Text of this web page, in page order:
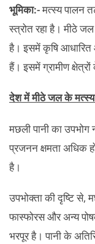
भूमिका:-मत्स्य पालन
स्त्रोत रहा है। मीठे
है। इसमें कृषि
हैं। इसमें ग्रामीण
देश में मीठे जल के मत्स्य
मछली पानी का उपभोग
प्रजनन क्षमता अधिक
है।
उपभोक्ता की दृष्टि से,
फास्फोरस और अन्य
भरपूर है। पानी के